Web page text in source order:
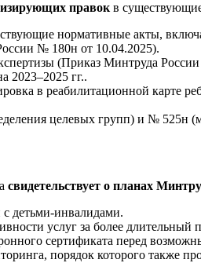
правок в
нормативные акты,
№ 180н от 10.04.2025).
(Приказ Минтруда
2023–2025 гг..
в реабилитационной карте
целевых групп) и № 525н
свидетельствует о планах
детьми-инвалидами.
услуг за более длительный
сертификата перед
порядок которого также